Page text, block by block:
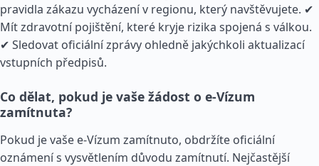
pravidla zákazu vycházení v regionu, který navštěvujete. ✔
Mít zdravotní pojištění, které kryje rizika spojená s válkou.
✔ Sledovat oficiální zprávy ohledně jakýchkoli aktualizací
vstupních předpisů.
Co dělat, pokud je vaše žádost o e-Vízum
zamítnuta?
Pokud je vaše e-Vízum zamítnuto, obdržíte oficiální
oznámení s vysvětlením důvodu zamítnutí. Nejčastější